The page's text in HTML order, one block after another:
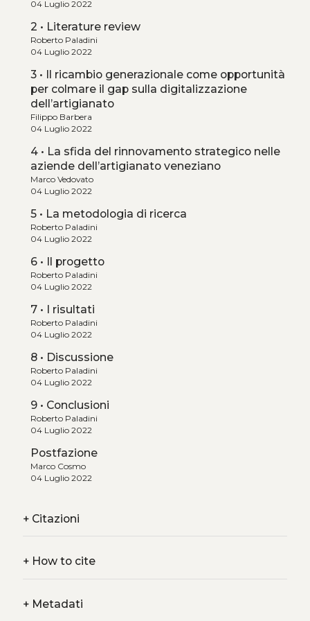
04 Luglio 2022
2 • Literature review
Roberto Paladini
04 Luglio 2022
3 • Il ricambio generazionale come opportunità
per colmare il gap sulla digitalizzazione
dell’artigianato
Filippo Barbera
04 Luglio 2022
4 • La sfida del rinnovamento strategico nelle
aziende dell’artigianato veneziano
Marco Vedovato
04 Luglio 2022
5 • La metodologia di ricerca
Roberto Paladini
04 Luglio 2022
6 • Il progetto
Roberto Paladini
04 Luglio 2022
7 • I risultati
Roberto Paladini
04 Luglio 2022
8 • Discussione
Roberto Paladini
04 Luglio 2022
9 • Conclusioni
Roberto Paladini
04 Luglio 2022
Postfazione
Marco Cosmo
04 Luglio 2022
+Citazioni
+How to cite
+Metadati